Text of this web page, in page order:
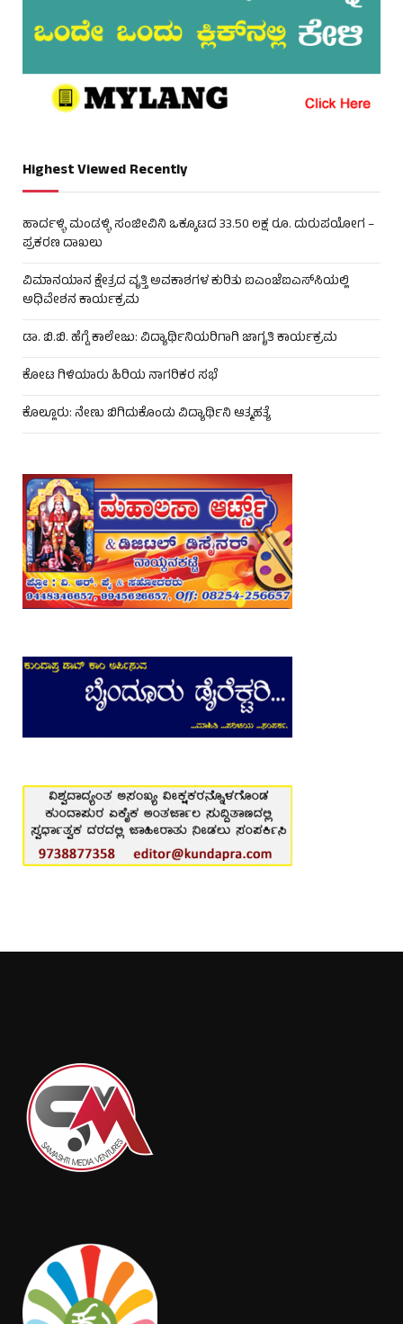
Highest Viewed Recently
ಹಾರ್ದಳ್ಳಿ ಮಂಡಳ್ಳಿ ಸಂಜೀವಿನಿ ಒಕ್ಕೂಟದ 33.50 ಲಕ್ಷ ರೂ. ದುರುಪಯೋಗ –
ಪ್ರಕರಣ ದಾಖಲು
ವಿಮಾನಯಾನ ಕ್ಷೇತ್ರದ ವೃತ್ತಿ ಅವಕಾಶಗಳ ಕುರಿತು ಐಎಂಜೆಐಎಸ್‌ಸಿಯಲ್ಲಿ
ಅಧಿವೇಶನ ಕಾರ್ಯಕ್ರಮ
ಡಾ. ಬಿ.ಬಿ. ಹೆಗ್ಡೆ ಕಾಲೇಜು: ವಿದ್ಯಾರ್ಥಿನಿಯರಿಗಾಗಿ ಜಾಗೃತಿ ಕಾರ್ಯಕ್ರಮ
ಕೋಟ ಗಿಳಿಯಾರು ಹಿರಿಯ ನಾಗರಿಕರ ಸಭೆ
ಕೊಲ್ಲೂರು: ನೇಣು ಬಿಗಿದುಕೊಂಡು ವಿದ್ಯಾರ್ಥಿನಿ ಆತ್ಮಹತ್ಯೆ